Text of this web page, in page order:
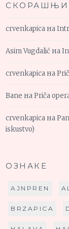
СКОРАШЊИ
crvenkapica на
Asim Vugdalić на
crvenkapica на
Bane наPriča
crvenkapica на
iskustvo)
ОЗНАКЕ
AJNPREN
BRZAPICA